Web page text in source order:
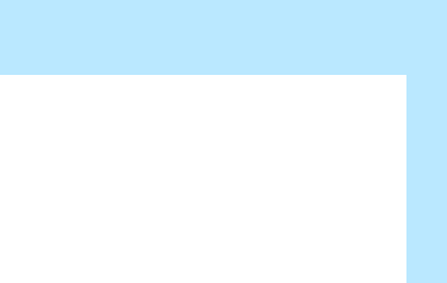
11/17菜單
style=font-size: 1rem; background-
style=font-size: 1rem; background-